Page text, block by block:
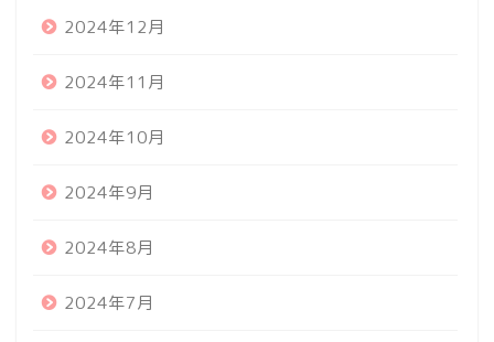
2024年12月
2024年11月
2024年10月
2024年9月
2024年8月
2024年7月